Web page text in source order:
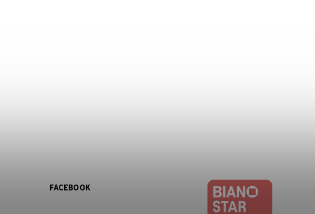
FACEBOOK